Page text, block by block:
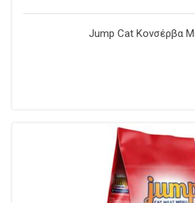
Jump Cat Κονσέρβα